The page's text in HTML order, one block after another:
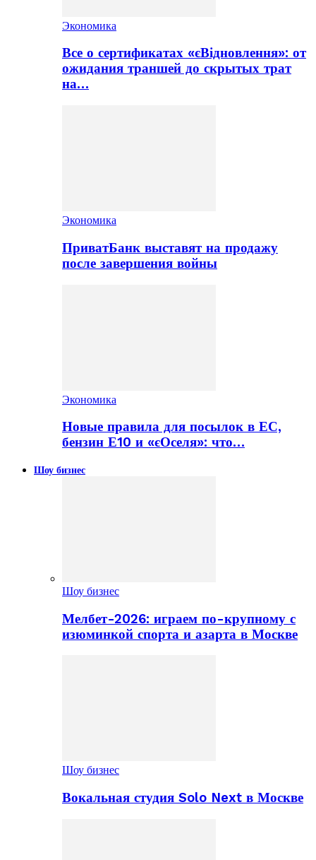
Экономика
Все о сертификатах «єВідновлення»: от
ожидания траншей до скрытых трат
на…
Экономика
ПриватБанк выставят на продажу
после завершения войны
Экономика
Новые правила для посылок в ЕС,
бензин Е10 и «єОселя»: что…
Шоу бизнес
Шоу бизнес
Мелбет-2026: играем по-крупному с
изюминкой спорта и азарта в Москве
Шоу бизнес
Вокальная студия Solo Next в Москве